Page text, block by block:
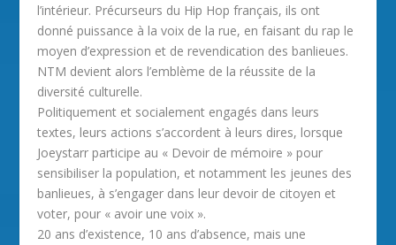
l’intérieur. Précurseurs du Hip Hop français, ils ont
donné puissance à la voix de la rue, en faisant du rap le
moyen d’expression et de revendication des banlieues.
NTM devient alors l’emblème de la réussite de la
diversité culturelle.
Politiquement et socialement engagés dans leurs
textes, leurs actions s’accordent à leurs dires, lorsque
Joeystarr participe au « Devoir de mémoire » pour
sensibiliser la population, et notamment les jeunes des
banlieues, à s’engager dans leur devoir de citoyen et
voter, pour « avoir une voix ».
20 ans d’existence, 10 ans d’absence, mais une